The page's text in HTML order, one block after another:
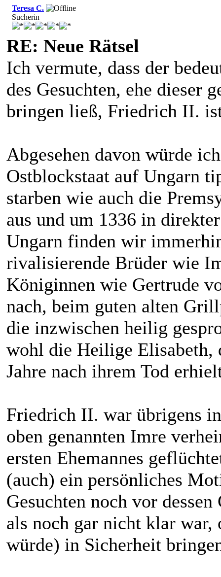
Teresa C.
Sucherin
RE: Neue Rätsel
Ich vermute, dass der
des Gesuchten, ehe dieser
bringen ließ, Friedrich II.
Abgesehen davon würde
Ostblockstaat auf Ungarn
starben wie auch die
aus und um 1336 in
Ungarn finden wir
rivalisierende Brüder wie
Königinnen wie Gertrude
nach, beim guten alten
die inzwischen heilig
wohl die Heilige Elisabeth,
Jahre nach ihrem Tod
Friedrich II. war übrigens
oben genannten Imre
ersten Ehemannes
(auch) ein persönliches
Gesuchten noch vor
als noch gar nicht klar war,
würde) in Sicherheit